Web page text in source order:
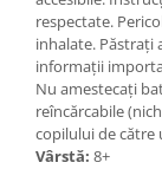
respectate.
inhalate. Păstrați
informații
Nu amestecați
reîncărcabile
copilului de
Vârstă: 8+